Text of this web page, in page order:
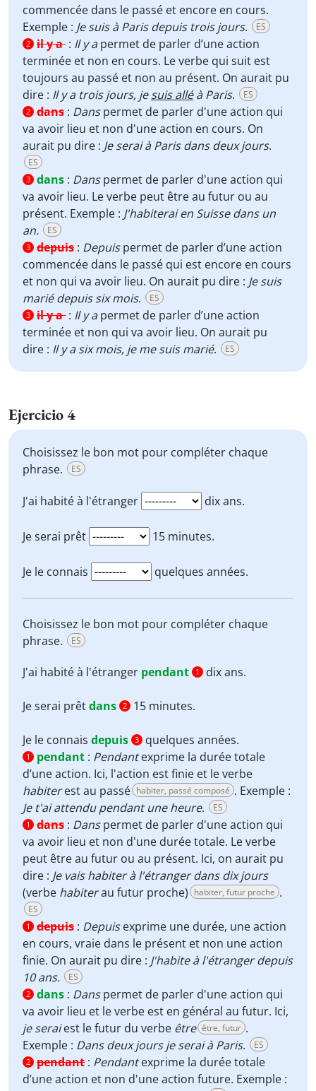
commencée dans le passé et encore en cours.
Exemple : Je suis à Paris depuis trois jours. ES
2 il y a : Il y apermet de parler d’une action
terminée et non en cours. Le verbe qui suit est
toujours au passé et non au présent. On aurait pu
dire : Il y a trois jours, jesuis alléà Paris. ES
2 dans : Danspermet de parler d'une action qui
va avoir lieu et non d'une action en cours. On
aurait pu dire : Je serai à Paris dans deux jours.
ES
3 dans : Danspermet de parler d'une action qui
va avoir lieu. Le verbe peut être au futur ou au
présent. Exemple : J'habiterai en Suisse dans un
an.
ES
3 depuis : Depuispermet de parler d’une action
commencée dans le passé qui est encore en cours
et non qui va avoir lieu. On aurait pu dire : Je suis
marié depuis six mois. ES
3 il y a : Il y apermet de parler d’une action
terminée et non qui va avoir lieu. On aurait pu
dire : Il y a six mois, je me suis marié. ES
Ejercicio 4
Choisissez le bon mot pour compléter chaque
phrase.
ES
J'ai habité à l'étranger dix ans.
Je serai prêt 15 minutes.
Je le connais quelques années.
Choisissez le bon mot pour compléter chaque
phrase.
ES
J'ai habité à l'étranger pendant 1 dix ans.
Je serai prêtdans 2 15 minutes.
Je le connais depuis 3 quelques années.
1 pendant : Pendantexprime la durée totale
d’une action. Ici, l'action est finie et le verbe
habiterest au passé habiter, passé composé . Exemple :
Je t'ai attendu pendant une heure. ES
1 dans : Danspermet de parler d'une action qui
va avoir lieu et non d'une durée totale. Le verbe
peut être au futur ou au présent. Ici, on aurait pu
dire : Je vais habiter à l'étranger dans dix jours
(verbe habiterau futur proche) habiter, futur proche .
ES
1 depuis : Depuisexprime une durée, une action
en cours, vraie dans le présent et non une action
finie. On aurait pu dire : J'habite à l'étranger depuis
10 ans.
ES
2 dans : Danspermet de parler d'une action qui
va avoir lieu et le verbe est en général au futur. Ici,
je seraiest le futur du verbe être être, futur .
Exemple : Dans deux jours je serai à Paris. ES
2 pendant : Pendantexprime la durée totale
d’une action et non d'une action future. Exemple :